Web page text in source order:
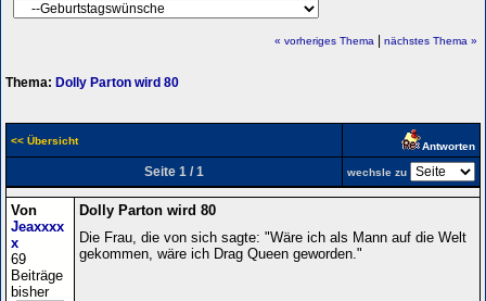
« vorheriges Thema nächstes Thema »
Thema: Dolly Parton wird 80
<< Übersicht Antworten
Seite 1 / 1 wechsle zu
Von
Jeaxxxx
x
69
Beiträge
bisher
Dolly Parton wird 80
Die Frau, die von sich sagte: "Wäre ich als Mann auf die Welt
gekommen, wäre ich Drag Queen geworden."